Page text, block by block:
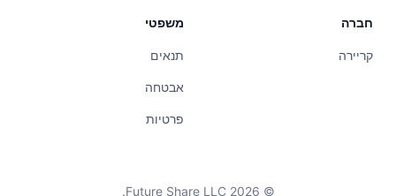
חברה
קריירה
משפטי
תנאים
אבטחה
פרטיות
©
2026
Future Share LLC.